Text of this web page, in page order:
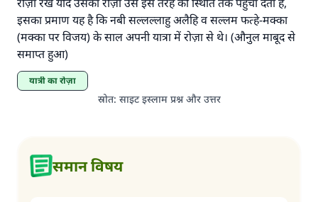
इसका प्रमाण यह है कि नबी सल्लल्लाहु अलैहि व सल्लम फत्हे-मक्का
(मक्का पर विजय) के साल अपनी यात्रा में रोज़ा से थे। (औनुल माबूद से
समाप्त हुआ)
यात्री का रोज़ा
स्रोत: साइट इस्लाम प्रश्न और उत्तर
समान विषय